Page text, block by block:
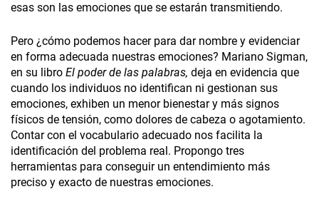
esas son las emociones que se estarán transmitiendo.
Pero ¿cómo podemos hacer para dar nombre y evidenciar
en forma adecuada nuestras emociones? Mariano Sigman,
en su libro El poder de las palabras, deja en evidencia que
cuando los individuos no identifican ni gestionan sus
emociones, exhiben un menor bienestar y más signos
físicos de tensión, como dolores de cabeza o agotamiento.
Contar con el vocabulario adecuado nos facilita la
identificación del problema real. Propongo tres
herramientas para conseguir un entendimiento más
preciso y exacto de nuestras emociones.